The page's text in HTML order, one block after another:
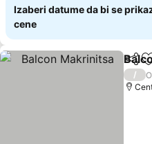
Izaberi datume da bi se
cene
Deli
/